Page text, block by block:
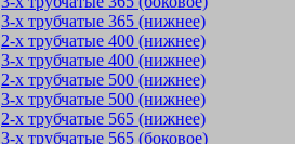
3-х трубчатые 365 (нижнее)
2-х трубчатые 400 (нижнее)
3-х трубчатые 400 (нижнее)
2-х трубчатые 500 (нижнее)
3-х трубчатые 500 (нижнее)
2-х трубчатые 565 (нижнее)
3-х трубчатые 565 (боковое)